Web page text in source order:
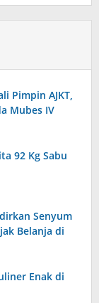
Pimpin AJKT,
Mubes IV
92 Kg Sabu
Senyum
Belanja di
Enak di